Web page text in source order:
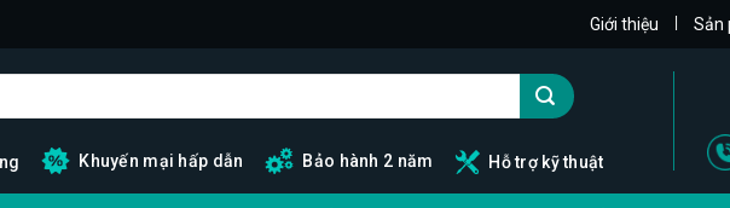
Giới thiệu Sản
Khuyến mại hấp dẫn Bảo hành 2 năm Hỗ trợ kỹ thuật